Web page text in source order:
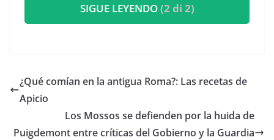
SIGUE LEYENDO(2 di 2)
¿Qué comían en la antigua Roma?: Las recetas de
Apicio
Los Mossos se defienden por la huida de
Puigdemont entre críticas del Gobierno y la Guardia